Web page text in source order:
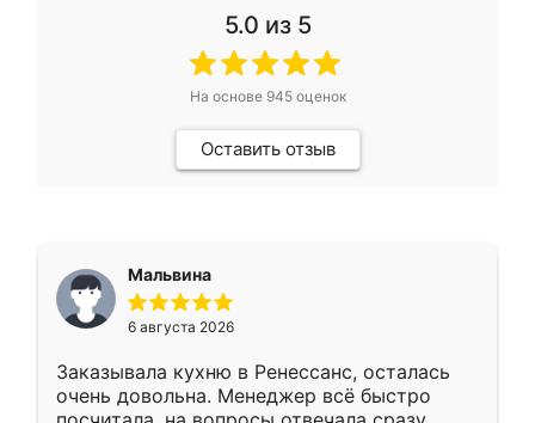
5.0 из 5
На основе 945оценок
Оставить отзыв
Мальвина
6 августа 2026
Заказывала кухню в Ренессанс, осталась
очень довольна. Менеджер всё быстро